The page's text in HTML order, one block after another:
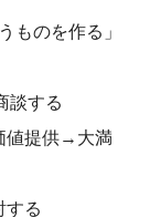
ものを作る」
談する
値提供→大満
する